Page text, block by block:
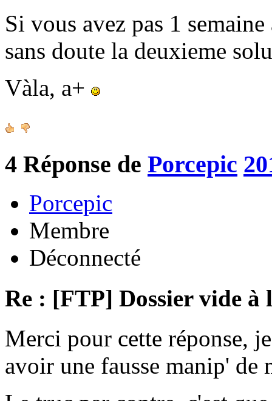
Si vous avez pas 1
sans doute la deuxieme
Vàla, a+
4 Réponse de Porcepic
Porcepic
Membre
Déconnecté
Re : [FTP] Dossier vide à
Merci pour cette réponse,
avoir une fausse manip'